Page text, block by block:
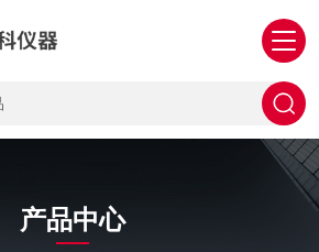
产品中心